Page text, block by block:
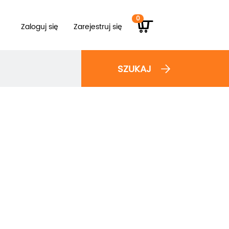
Zaloguj się Zarejestruj się
0
SZUKAJ